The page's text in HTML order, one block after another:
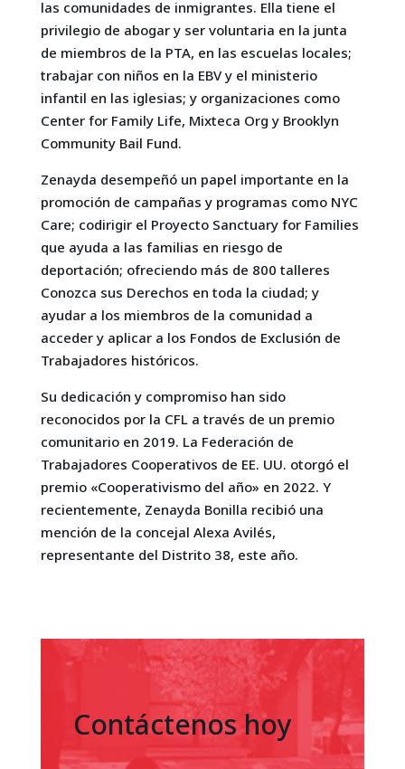
las comunidades de inmigrantes. Ella tiene el
privilegio de abogar y ser voluntaria en la junta
de miembros de la PTA, en las escuelas locales;
trabajar con niños en la EBV y el ministerio
infantil en las iglesias; y organizaciones como
Center for Family Life, Mixteca Org y Brooklyn
Community Bail Fund.
Zenayda desempeñó un papel importante en la
promoción de campañas y programas como NYC
Care; codirigir el Proyecto Sanctuary for Families
que ayuda a las familias en riesgo de
deportación; ofreciendo más de 800 talleres
Conozca sus Derechos en toda la ciudad; y
ayudar a los miembros de la comunidad a
acceder y aplicar a los Fondos de Exclusión de
Trabajadores históricos.
Su dedicación y compromiso han sido
reconocidos por la CFL a través de un premio
comunitario en 2019. La Federación de
Trabajadores Cooperativos de EE. UU. otorgó el
premio «Cooperativismo del año» en 2022. Y
recientemente, Zenayda Bonilla recibió una
mención de la concejal Alexa Avilés,
representante del Distrito 38, este año.
Contáctenos hoy